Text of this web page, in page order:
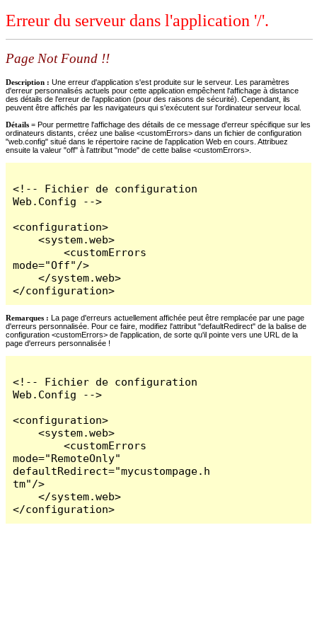
Erreur du serveur dans l'application '/'.
Page Not Found !!
Description : Une erreur d'application s'est produite sur le serveur. Les paramètres
d'erreur personnalisés actuels pour cette application empêchent l'affichage à distance
des détails de l'erreur de l'application (pour des raisons de sécurité). Cependant, ils
peuvent être affichés par les navigateurs qui s'exécutent sur l'ordinateur serveur local.
Détails = Pour permettre l'affichage des détails de ce message d'erreur spécifique sur les
ordinateurs distants, créez une balise <customErrors> dans un fichier de configuration
"web.config" situé dans le répertoire racine de l'application Web en cours. Attribuez
ensuite la valeur "off" à l'attribut "mode" de cette balise <customErrors>.
<!-- Fichier de configuration
Web.Config -->
<configuration>
    <system.web>
        <customErrors
mode="Off"/>
    </system.web>
</configuration>
Remarques : La page d'erreurs actuellement affichée peut être remplacée par une page
d'erreurs personnalisée. Pour ce faire, modifiez l'attribut "defaultRedirect" de la balise de
configuration <customErrors> de l'application, de sorte qu'il pointe vers une URL de la
page d'erreurs personnalisée !
<!-- Fichier de configuration
Web.Config -->
<configuration>
    <system.web>
        <customErrors
mode="RemoteOnly"
defaultRedirect="mycustompage.h
tm"/>
    </system.web>
</configuration>